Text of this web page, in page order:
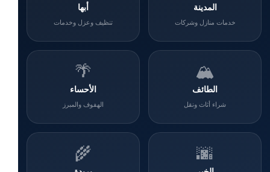
المدينة
خدمات منازل وشركات
أبها
تنظيف وعزل وخدمات
🏔️
الطائف
شراء أثاث ونقل
🌴
الأحساء
الهفوف والمبرز
🌆
🌾